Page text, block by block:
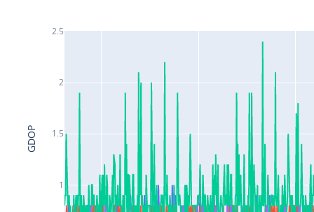
1
1.5
2
2.5
GDOP